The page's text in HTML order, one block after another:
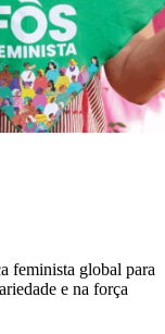
feminista global para
e na força